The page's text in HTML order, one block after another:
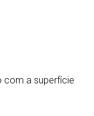
com a superfície